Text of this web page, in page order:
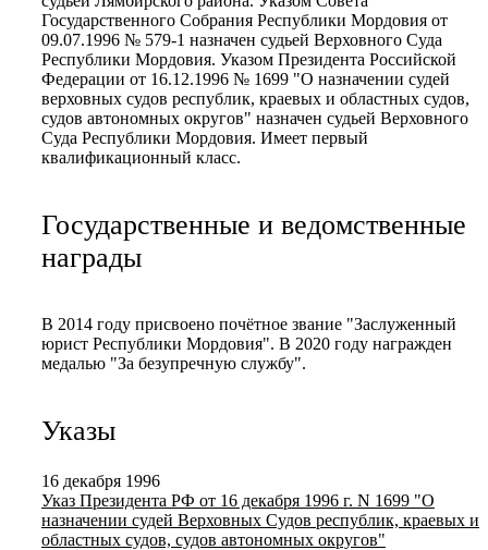
Государственного Собрания Республики Мордовия от
09.07.1996 № 579-1 назначен судьей Верховного Суда
Республики Мордовия. Указом Президента Российской
Федерации от 16.12.1996 № 1699 "О назначении судей
верховных судов республик, краевых и областных судов,
судов автономных округов" назначен судьей Верховного
Суда Республики Мордовия. Имеет первый
квалификационный класс.
Государственные и ведомственные
награды
В 2014 году присвоено почётное звание "Заслуженный
юрист Республики Мордовия". В 2020 году награжден
медалью "За безупречную службу".
Указы
16 декабря 1996
Указ Президента РФ от 16 декабря 1996 г. N 1699 "О
назначении судей Верховных Судов республик, краевых и
областных судов, судов автономных округов"